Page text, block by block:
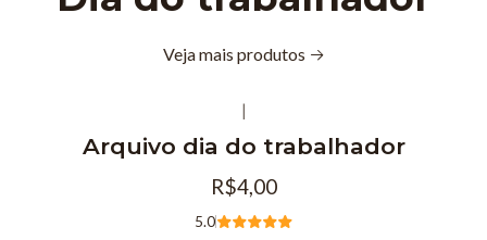
Veja mais produtos
|
Arquivo dia do trabalhador
R$4,00
5.0